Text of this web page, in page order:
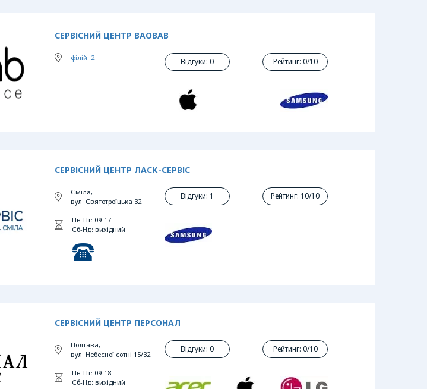
СЕРВІСНИЙ ЦЕНТР BAOBAB
філій: 2 Відгуки: 0 Рейтинг: 0/10
СЕРВІСНИЙ ЦЕНТР ЛАСК-СЕРВІС
Сміла,
вул. Святотроїцька 32
Пн-Пт: 09-17
Сб-Нд: вихідний
Відгуки: 1 Рейтинг: 10/10
СЕРВІСНИЙ ЦЕНТР ПЕРСОНАЛ
Полтава,
вул. Небесної сотні 15/32
Пн-Пт: 09-18
Сб-Нд: вихідний
Відгуки: 0 Рейтинг: 0/10